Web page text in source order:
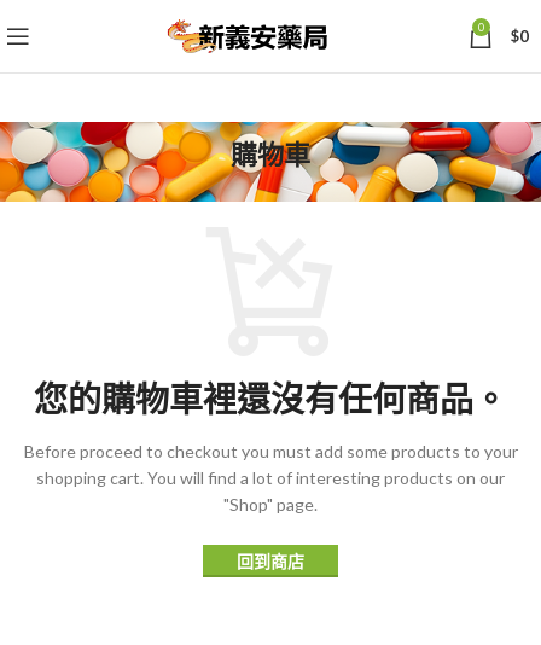
0 $0
購物車
您的購物車裡還沒有任何商品。
Before proceed to checkout you must add some products to your
shopping cart. You will find a lot of interesting products on our
"Shop" page.
回到商店